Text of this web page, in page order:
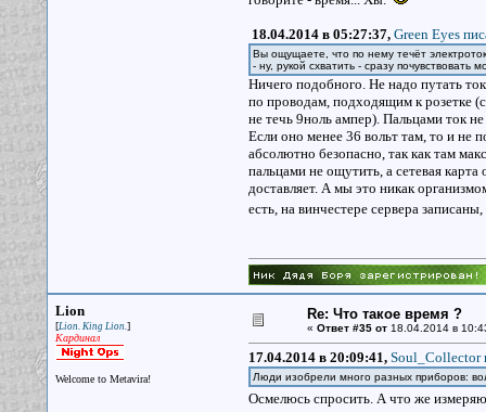
18.04.2014 в 05:27:37, Green Eyes
Вы ощущаете, что по нему течёт
- ну, рукой схватить - сразу почувствовать
Ничего подобного. Не надо путать
по проводам, подходящим к розетке
не течь 9ноль ампер). Пальцами ток
Если оно менее 36 вольт там, то и не
абсолютно безопасно, так как там
пальцами не ощутить, а сетевая
доставляет. А мы это никак
есть, на винчестере сервера
Lion
[Lion. King Lion.]
Кардинал
Welcome to Metavira!
Re: Что такое время ?
« Ответ #35 от18.04.2014 в
17.04.2014 в 20:09:41, Soul_Collector
Люди изобрели много разных приборов:
Осмелюсь спросить. А что же